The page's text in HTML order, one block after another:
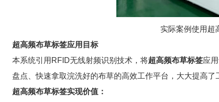
实际案例使用 超
超高频布草标签应用目标
本系统引用RFID无线射频识别技术，将超高频布草标签应
盘点、快速拿取浣洗好的布草的高效工作平台，大大提高了
超高频布草标签实现价值：